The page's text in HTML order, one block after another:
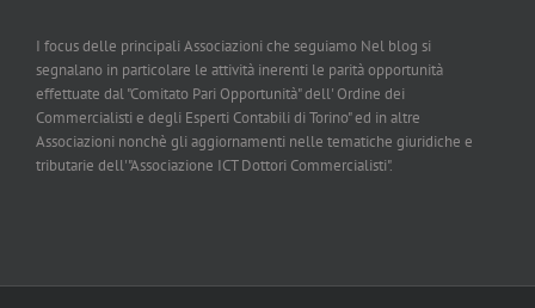
I focus delle principali Associazioni che seguiamo Nel blog si
segnalano in particolare le attività inerenti le parità opportunità
effettuate dal "Comitato Pari Opportunità" dell' Ordine dei
Commercialisti e degli Esperti Contabili di Torino" ed in altre
Associazioni nonchè gli aggiornamenti nelle tematiche giuridiche e
tributarie dell'"Associazione ICT Dottori Commercialisti".